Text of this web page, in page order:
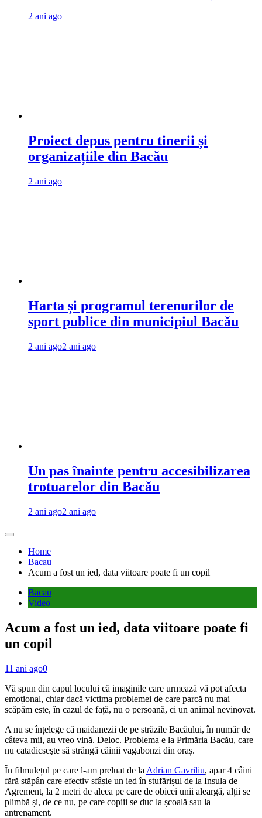
2 ani ago
Proiect depus pentru tinerii și
organizațiile din Bacău
2 ani ago
Harta și programul terenurilor de
sport publice din municipiul Bacău
2 ani ago2 ani ago
Un pas înainte pentru accesibilizarea
trotuarelor din Bacău
2 ani ago2 ani ago
Home
Bacau
Acum a fost un ied, data viitoare poate fi un copil
Bacau
Video
Acum a fost un ied, data viitoare poate fi
un copil
11 ani ago0
Vă spun din capul locului că imaginile care urmează vă pot afecta
emoțional, chiar dacă victima problemei de care parcă nu mai
scăpăm este, în cazul de față, nu o persoană, ci un animal nevinovat.
A nu se înțelege că maidanezii de pe străzile Bacăului, în număr de
câteva mii, au vreo vină. Deloc. Problema e la Primăria Bacău, care
nu catadicseşte să strângă câinii vagabonzi din oraș.
În filmulețul pe care l-am preluat de la Adrian Gavriliu, apar 4 câini
fără stăpân care efectiv sfâșie un ied în stufărișul de la Insula de
Agrement, la 2 metri de aleea pe care de obicei unii aleargă, alții se
plimbă și, de ce nu, pe care copiii se duc la școală sau la
antrenament.